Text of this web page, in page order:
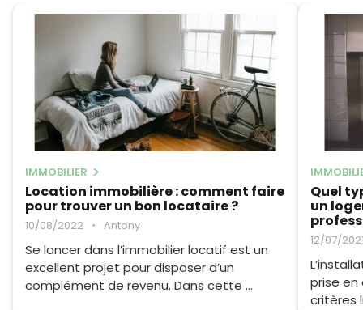
IMMOBILIER
Location immobilière : comment faire
pour trouver un bon locataire ?
10/08/2022 • Antony
Se lancer dans l’immobilier locatif est un
excellent projet pour disposer d’un
complément de revenu. Dans cette ...
Quel
un
12/07/
prise en
critères